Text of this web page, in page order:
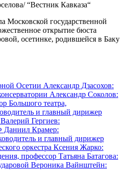
“Вестник Кавказа“
Московской государственной
открытие бюста
осетинке, родившейся в Баку
Осетии Александр Дзасохов:
Александр Соколов:
Большого театра,
и главный дирижер
Гергиев:
Даниил Крамер:
и главный дирижер
оркестра Ксения Жарко:
профессор Татьяна Батагова:
Вероника Вайнштейн: